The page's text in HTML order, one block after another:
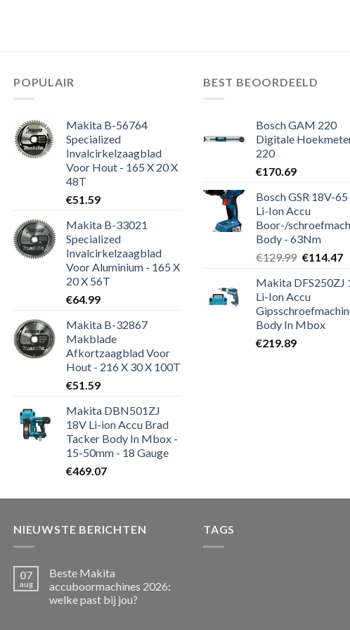
POPULAIR
Makita B-56764
Specialized
Invalcirkelzaagblad
Voor Hout - 165 X 20 X
48T
€51.59
Makita B-33021
Specialized
Invalcirkelzaagblad
Voor Aluminium - 165 X
20 X 56T
€64.99
Makita B-32867
Makblade
Afkortzaagblad Voor
Hout - 216 X 30 X 100T
€51.59
Makita DBN501ZJ
18V Li-ion Accu Brad
Tacker Body In Mbox -
15-50mm - 18 Gauge
€469.07
BEST BEOORDEELD
Bosch GAM 220
Digitale
220
€170.69
Bosch GSR 18V-
Li-Ion Accu
Boor-/
Body - 63Nm
€129.99
was:
€129.99.
€114.47
Makita DFS250ZJ
Li-Ion Accu
Body In Mbox
€219.89
NIEUWSTE BERICHTEN
07
aug
Beste Makita
accuboormachines 2026:
welke past bij jou?
TAGS